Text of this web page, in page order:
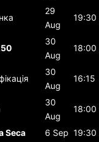
29
Aug
19:30
30
Aug
18:00
30
Aug
16:15
30
Aug
18:00
Seca 6 Sep 19:30